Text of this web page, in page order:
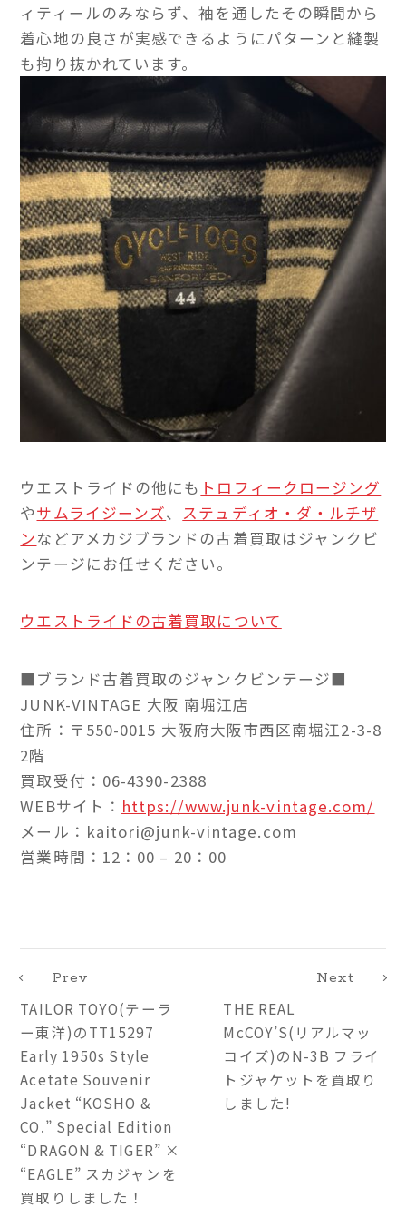
ィティールのみならず、袖を通したその瞬間から
着心地の良さが実感できるようにパターンと縫製
も拘り抜かれています。
ウエストライドの他にも トロフィークロージング
やサムライジーンズ、 ステュディオ・ダ・ルチザ
ンなどアメカジブランドの古着買取はジャンクビ
ンテージにお任せください。
ウエストライドの古着買取について
■ブランド古着買取のジャンクビンテージ■
JUNK-VINTAGE 大阪 南堀江店
住所：〒550-0015 大阪府大阪市西区南堀江2-3-8
2階
買取受付：06-4390-2388
WEBサイト： https://www.junk-vintage.com/
メール：kaitori@junk-vintage.com
営業時間：12：00 – 20：00
Prev
TAILOR TOYO(テーラ
ー東洋)のTT15297
Early 1950s Style
Acetate Souvenir
Jacket “KOSHO &
CO.” Special Edition
“DRAGON & TIGER” ×
“EAGLE” スカジャンを
買取りしました！
Next
THE REAL
McCOY’S(リアルマッ
コイズ)のN-3B フライ
トジャケットを買取り
しました!